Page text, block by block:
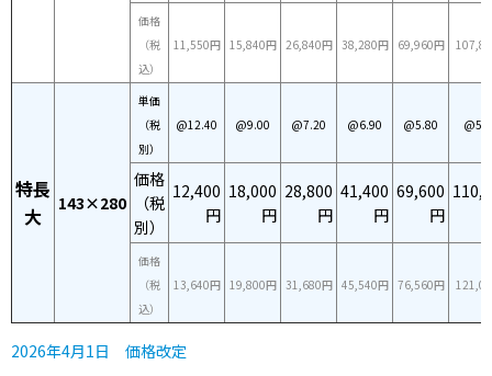
価格
（税
込）
11,550円 15,840円 26,840円 38,280円 69,960円
特長
大
143×280
単価
（税
別）
@12.40 @9.00 @7.20 @6.90 @5.80
価格
（税
別）
12,400
円
18,000
円
28,800
円
41,400
円
69,600
円
価格
（税
込）
13,640円 19,800円 31,680円 45,540円 76,560円
2026年4月1日 価格改定